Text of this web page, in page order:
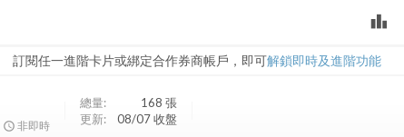
leaderboard
訂閱任一進階卡片或綁定合作券商帳戶，即可解鎖即時及進階功能
用
非即時
總量: 168 張
更新:
08/07 收盤